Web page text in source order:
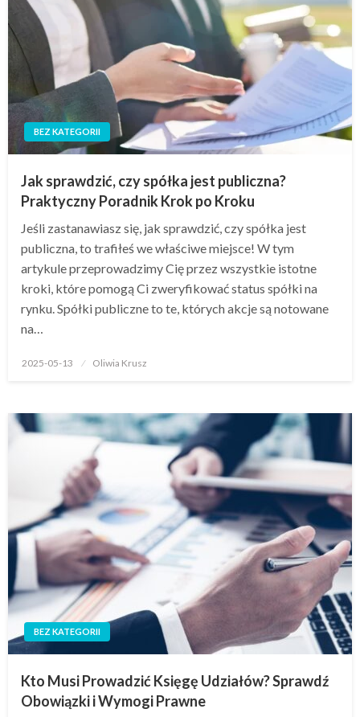
BEZ KATEGORII
Jak sprawdzić, czy spółka jest publiczna?
Praktyczny Poradnik Krok po Kroku
Jeśli zastanawiasz się, jak sprawdzić, czy spółka jest
publiczna, to trafiłeś we właściwe miejsce! W tym
artykule przeprowadzimy Cię przez wszystkie istotne
kroki, które pomogą Ci zweryfikować status spółki na
rynku. Spółki publiczne to te, których akcje są notowane
na…
Opublikowane
2025-05-13 Oliwia Krusz
BEZ KATEGORII
Kto Musi Prowadzić Księgę Udziałów? Sprawdź
Obowiązki i Wymogi Prawne